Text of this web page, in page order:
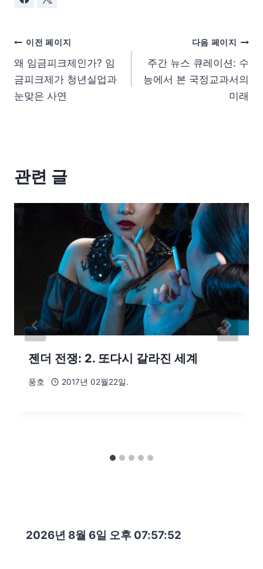
이전 페이지
왜 임금피크제인가? 임
금피크제가 청년실업과
눈맞은 사연
다음 페이지
주간 뉴스 큐레이션: 수
능에서 본 국정교과서의
미래
관련 글
젠더 전쟁: 2. 또다시 갈라진 세계
풍호 2017년 02월22일.
2026년 8월 6일 오후 07:57:53